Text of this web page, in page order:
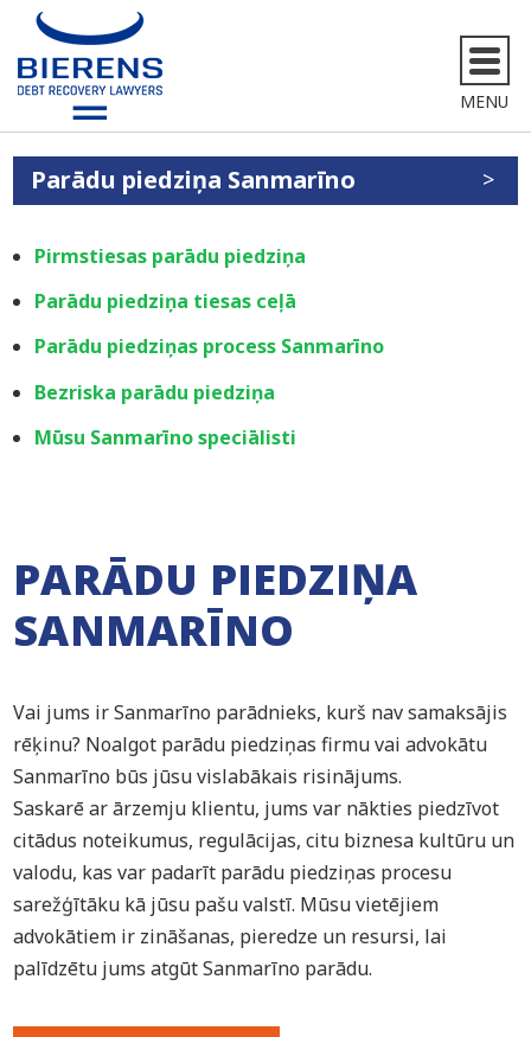
MENU
Parādu piedziņa Sanmarīno
Pirmstiesas parādu piedziņa
Parādu piedziņa tiesas ceļā
Parādu piedziņas process Sanmarīno
Bezriska parādu piedziņa
Mūsu Sanmarīno speciālisti
PARĀDU PIEDZIŅA
SANMARĪNO
Vai jums ir Sanmarīno parādnieks, kurš nav samaksājis
rēķinu? Noalgot parādu piedziņas firmu vai advokātu
Sanmarīno būs jūsu vislabākais risinājums.
Saskarē ar ārzemju klientu, jums var nākties piedzīvot
citādus noteikumus, regulācijas, citu biznesa kultūru un
valodu, kas var padarīt parādu piedziņas procesu
sarežģītāku kā jūsu pašu valstī. Mūsu vietējiem
advokātiem ir zināšanas, pieredze un resursi, lai
palīdzētu jums atgūt Sanmarīno parādu.